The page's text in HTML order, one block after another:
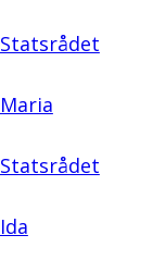
Statsrådet
Maria
Statsrådet
Ida